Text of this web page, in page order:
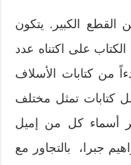
صفحة من القطع الكبير. يتكون
على اكتناه عدد
من كتابات الأسلاف
كتابات تمثل مختلف
أسماء كل من إميل
جبرا، بالتجاور مع